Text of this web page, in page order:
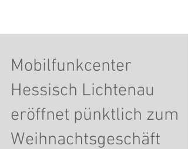
Mobilfunkcenter
Hessisch Lichtenau
eröffnet pünktlich zum